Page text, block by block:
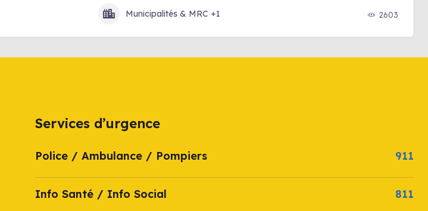
Municipalités & MRC +1 2603
Services d’urgence
Police / Ambulance / Pompiers 911
Info Santé / Info Social 811